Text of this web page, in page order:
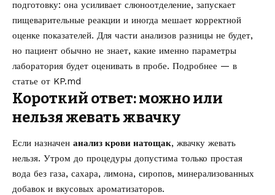
подготовку: она усиливает слюноотделение, запускает
пищеварительные реакции и иногда мешает корректной
оценке показателей. Для части анализов разницы не будет,
но пациент обычно не знает, какие именно параметры
лаборатория будет оценивать в пробе. Подробнее — в
статье от KP.md
Короткий ответ: можно или
нельзя жевать жвачку
Если назначен анализ крови натощак, жвачку жевать
нельзя. Утром до процедуры допустима только простая
вода без газа, сахара, лимона, сиропов, минерализованных
добавок и вкусовых ароматизаторов.